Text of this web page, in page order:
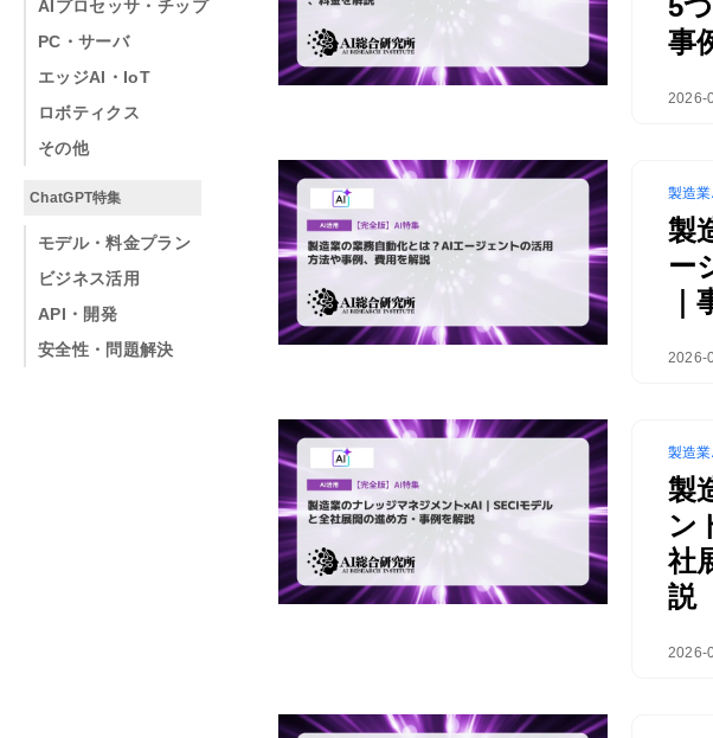
AIプロセッサ・チップ
PC・サーバ
エッジAI・IoT
ロボティクス
その他
ChatGPT特集
モデル・料金プラン
ビジネス活用
API・開発
安全性・問題解決
5
事
2026-
製造
製
ー
2026-
製造
製
ン
社
説
2026-